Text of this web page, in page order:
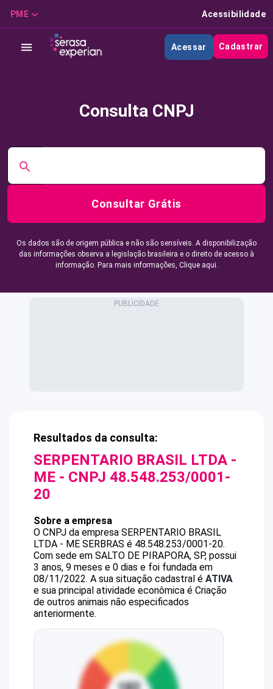
PME Acessibilidade
Acessar Cadastrar
Consulta CNPJ
Consultar Grátis
Os dados são de origem pública e não são sensíveis. A disponibilização
das informações observa a legislação brasileira e o direito de acesso à
informação. Para mais informações, Clique aqui.
Resultados da consulta:
SERPENTARIO BRASIL LTDA -
ME - CNPJ 48.548.253/0001-
20
Sobre a empresa
O CNPJ da empresa SERPENTARIO BRASIL
LTDA - ME SERBRAS é 48.548.253/0001-20.
Com sede em SALTO DE PIRAPORA, SP, possui
3 anos, 9 meses e 0 dias e foi fundada em
08/11/2022. A sua situação cadastral é ATIVA
e sua principal atividade econômica é Criação
de outros animais não especificados
anteriormente.